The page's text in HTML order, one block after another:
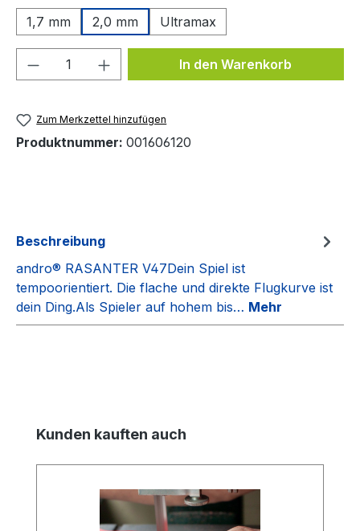
1,7 mm
2,0 mm Ultramax
Produkt Anzahl: Gib denIn den Warenkorb
Zum Merkzettel hinzufügen
Produktnummer: 001606120
Beschreibung
andro® RASANTER V47Dein Spiel ist
tempoorientiert. Die flache und direkte Flugkurve ist
dein Ding.Als Spieler auf hohem bis… Mehr
Produktgalerie überspringen
Kunden kauften auch